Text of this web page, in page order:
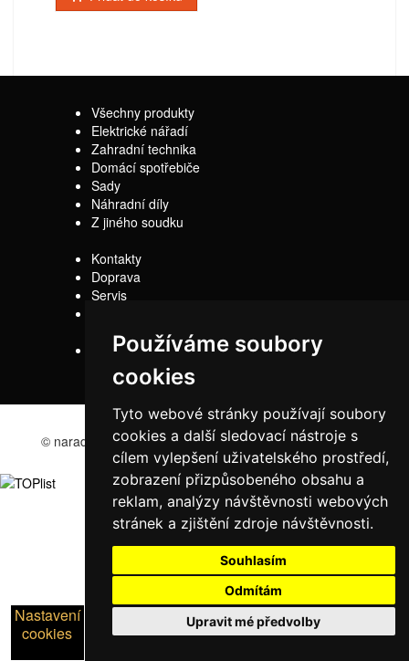
Používáme soubory
cookies
Tyto webové stránky používají soubory
cookies a další sledovací nástroje s
cílem vylepšení uživatelského prostředí,
zobrazení přizpůsobeného obsahu a
reklam, analýzy návštěvnosti webových
stránek a zjištění zdroje návštěvnosti.
Souhlasím
Odmítám
Upravit mé předvolby
Nastavení
cookies
Všechny produkty
Elektrické nářadí
Zahradní technika
Domácí spotřebiče
Sady
Náhradní díly
Z jiného soudku
Kontakty
Doprava
Servis
podmínky
Reklamační řád
© naradi-bd.cz 2016